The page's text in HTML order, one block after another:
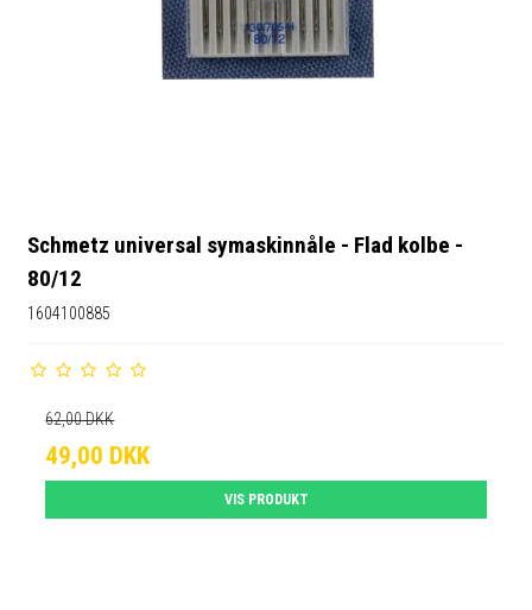
Schmetz universal symaskinnåle - Flad kolbe -
80/12
1604100885
62,00 DKK
49,00 DKK
VIS PRODUKT